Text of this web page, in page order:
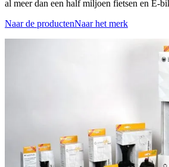
al meer dan een half miljoen fietsen en E-
Naar de productenNaar het merk